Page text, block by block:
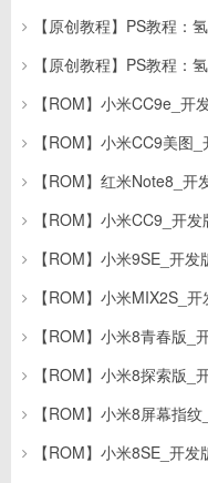
【原创教程】PS教程：
【原创教程】PS教程：
【ROM】小米CC9e_开发
【ROM】小米CC9美图_开
【ROM】红米Note8_开
【ROM】小米CC9_开发版
【ROM】小米9SE_开发版
【ROM】小米MIX2S_开
【ROM】小米8青春版_开发
【ROM】小米8探索版_开发
【ROM】小米8屏幕指纹_
【ROM】小米8SE_开发版